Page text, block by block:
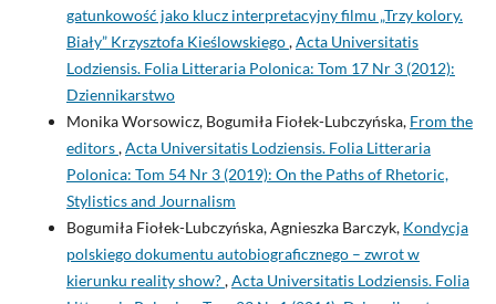
gatunkowość jako klucz interpretacyjny filmu „Trzy kolory.
Biały” Krzysztofa Kieślowskiego,Acta Universitatis
Lodziensis. Folia Litteraria Polonica: Tom 17 Nr 3 (2012):
Dziennikarstwo
Monika Worsowicz, Bogumiła Fiołek-Lubczyńska, From the
editors,Acta Universitatis Lodziensis. Folia Litteraria
Polonica: Tom 54 Nr 3 (2019): On the Paths of Rhetoric,
Stylistics and Journalism
Bogumiła Fiołek-Lubczyńska, Agnieszka Barczyk, Kondycja
polskiego dokumentu autobiograficznego – zwrot w
kierunku reality show?,Acta Universitatis Lodziensis. Folia